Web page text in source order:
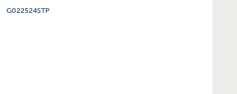
G022524STP